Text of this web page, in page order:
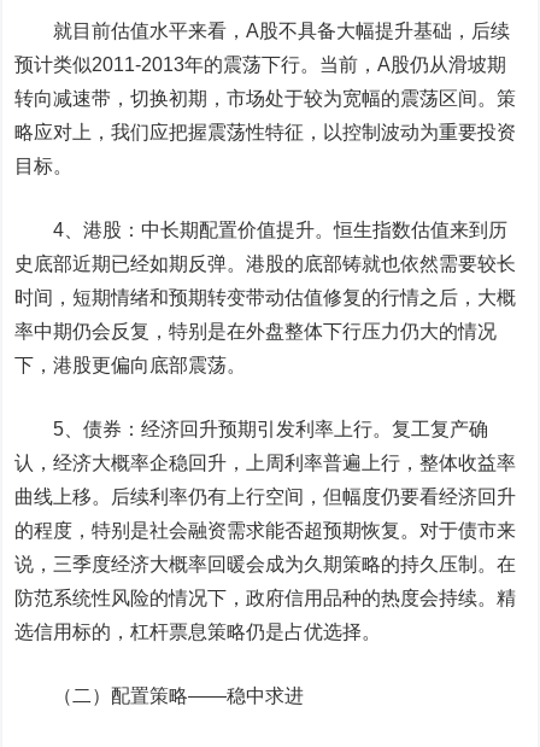
就目前估值水平来看，A股不具备大幅提升基础，后续
预计类似2011-2013年的震荡下行。当前，A股仍从滑坡期
转向减速带，切换初期，市场处于较为宽幅的震荡区间。策
略应对上，我们应把握震荡性特征，以控制波动为重要投资
目标。
4、港股：中长期配置价值提升。恒生指数估值来到历
史底部近期已经如期反弹。港股的底部铸就也依然需要较长
时间，短期情绪和预期转变带动估值修复的行情之后，大概
率中期仍会反复，特别是在外盘整体下行压力仍大的情况
下，港股更偏向底部震荡。
5、债券：经济回升预期引发利率上行。复工复产确
认，经济大概率企稳回升，上周利率普遍上行，整体收益率
曲线上移。后续利率仍有上行空间，但幅度仍要看经济回升
的程度，特别是社会融资需求能否超预期恢复。对于债市来
说，三季度经济大概率回暖会成为久期策略的持久压制。在
防范系统性风险的情况下，政府信用品种的热度会持续。精
选信用标的，杠杆票息策略仍是占优选择。
（二）配置策略——稳中求进